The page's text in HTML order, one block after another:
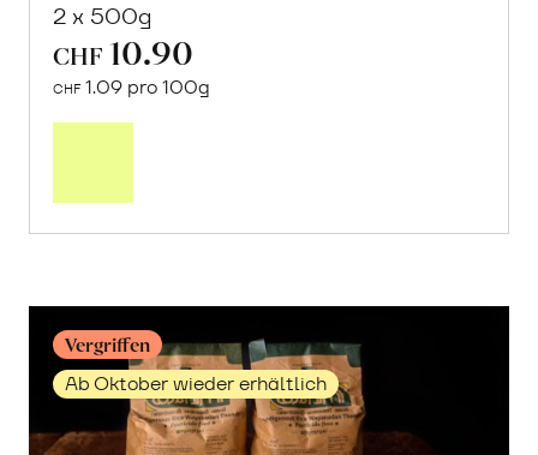
2 x 500g
CHF 10.90
CHF 1.09 pro 100g
Vergriffen
Ab Oktober wieder erhältlich